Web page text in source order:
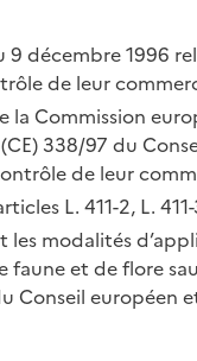
9 décembre 1996
de leur
la Commission
338/97 du
de leur
L. 411-2, L.
les modalités
faune et de flore
Conseil européen